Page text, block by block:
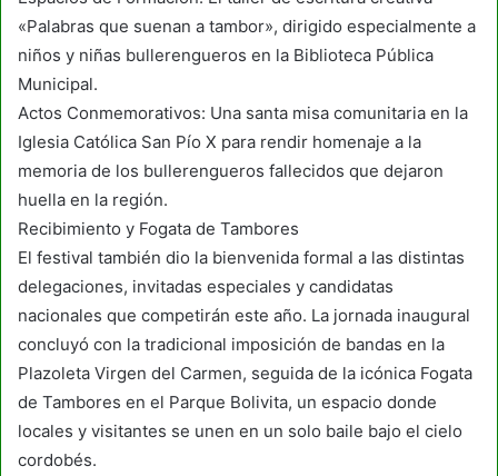
«Palabras que suenan a tambor», dirigido especialmente a
niños y niñas bullerengueros en la Biblioteca Pública
Municipal.
Actos Conmemorativos: Una santa misa comunitaria en la
Iglesia Católica San Pío X para rendir homenaje a la
memoria de los bullerengueros fallecidos que dejaron
huella en la región.
Recibimiento y Fogata de Tambores
El festival también dio la bienvenida formal a las distintas
delegaciones, invitadas especiales y candidatas
nacionales que competirán este año. La jornada inaugural
concluyó con la tradicional imposición de bandas en la
Plazoleta Virgen del Carmen, seguida de la icónica Fogata
de Tambores en el Parque Bolivita, un espacio donde
locales y visitantes se unen en un solo baile bajo el cielo
cordobés.